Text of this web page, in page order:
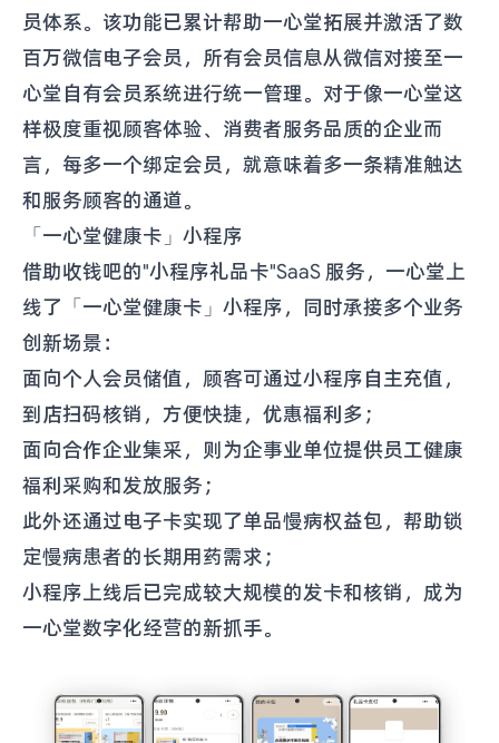
员体系。该功能已累计帮助一心堂拓展并激活了数
百万微信电子会员，所有会员信息从微信对接至一
心堂自有会员系统进行统一管理。对于像一心堂这
样极度重视顾客体验、消费者服务品质的企业而
言，每多一个绑定会员，就意味着多一条精准触达
和服务顾客的通道。
「一心堂健康卡」小程序
借助收钱吧的"小程序礼品卡"SaaS 服务，一心堂上
线了「一心堂健康卡」小程序，同时承接多个业务
创新场景：
面向个人会员储值，顾客可通过小程序自主充值，
到店扫码核销，方便快捷，优惠福利多；
面向合作企业集采，则为企事业单位提供员工健康
福利采购和发放服务；
此外还通过电子卡实现了单品慢病权益包，帮助锁
定慢病患者的长期用药需求；
小程序上线后已完成较大规模的发卡和核销，成为
一心堂数字化经营的新抓手。